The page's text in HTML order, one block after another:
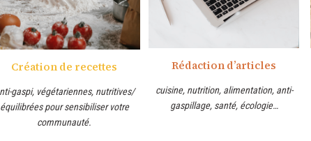
Création de recettes
gaspi, végétariennes, nutritives/
équilibrées pour sensibiliser votre
communauté.
Rédaction d’articles
cuisine, nutrition, alimentation, anti-
gaspillage, santé, écologie…